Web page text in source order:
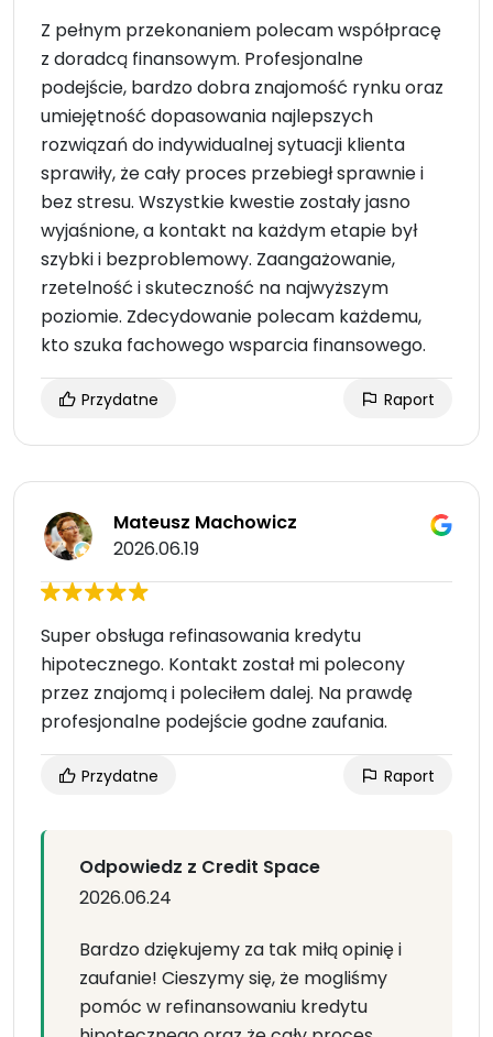
Z pełnym przekonaniem polecam współpracę
z doradcą finansowym. Profesjonalne
podejście, bardzo dobra znajomość rynku oraz
umiejętność dopasowania najlepszych
rozwiązań do indywidualnej sytuacji klienta
sprawiły, że cały proces przebiegł sprawnie i
bez stresu. Wszystkie kwestie zostały jasno
wyjaśnione, a kontakt na każdym etapie był
szybki i bezproblemowy. Zaangażowanie,
rzetelność i skuteczność na najwyższym
poziomie. Zdecydowanie polecam każdemu,
kto szuka fachowego wsparcia finansowego.
Przydatne Raport
Mateusz Machowicz
2026.06.19
Super obsługa refinasowania kredytu
hipotecznego. Kontakt został mi polecony
przez znajomą i poleciłem dalej. Na prawdę
profesjonalne podejście godne zaufania.
Przydatne Raport
Odpowiedz z Credit Space
2026.06.24
Bardzo dziękujemy za tak miłą opinię i
zaufanie! Cieszymy się, że mogliśmy
pomóc w refinansowaniu kredytu